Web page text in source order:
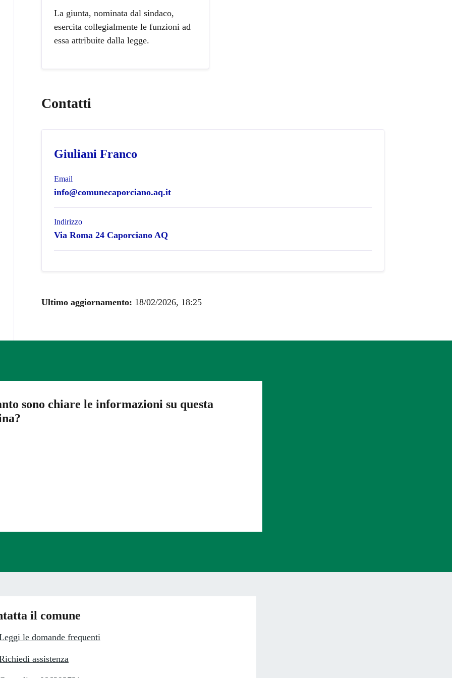
La giunta, nominata dal sindaco,
esercita collegialmente le funzioni ad
essa attribuite dalla legge.
Contatti
Giuliani Franco
Email
info@comunecaporciano.aq.it
Indirizzo
Via Roma 24 Caporciano AQ
Ultimo aggiornamento: 18/02/2026, 18:25
sono chiare le informazioni su questa
5 stelle su 5
4 stelle su 5
3 stelle su 5
2 stelle su 5
il comune
le domande frequenti
assistenza